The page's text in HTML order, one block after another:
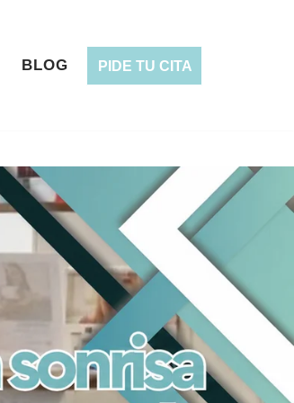
BLOG PIDE TU CITA